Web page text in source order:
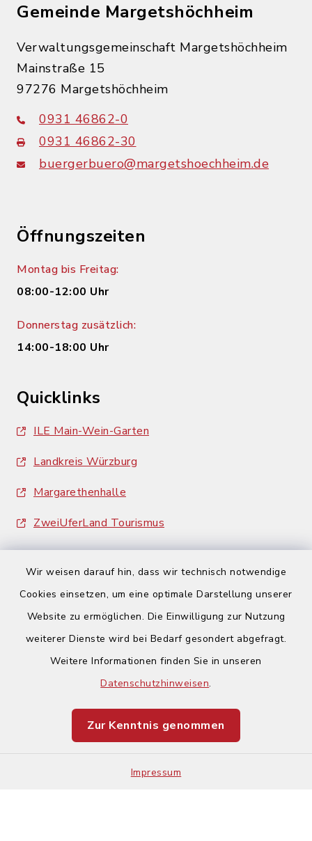
Wir weisen darauf hin, dass wir technisch notwendige
Cookies einsetzen, um eine optimale Darstellung unserer
Website zu ermöglichen. Die Einwilligung zur Nutzung
weiterer Dienste wird bei Bedarf gesondert abgefragt.
Weitere Informationen finden Sie in unseren
Datenschutzhinweisen.
Zur Kenntnis genommen
Impressum
Gemeinde Margetshöchheim
Verwaltungsgemeinschaft Margetshöchheim
Mainstraße 15
97276 Margetshöchheim
0931 46862-0
0931 46862-30
buergerbuero@margetshoechheim.de
Öffnungszeiten
Montag bis Freitag:
08:00-12:00 Uhr
Donnerstag zusätzlich:
14:00-18:00 Uhr
Quicklinks
ILE Main-Wein-Garten
Landkreis Würzburg
Margarethenhalle
ZweiUferLand Tourismus
Barrierefreiheit
Impressum
Sitemap